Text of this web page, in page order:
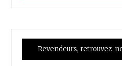
Revendeurs, retrouvez-